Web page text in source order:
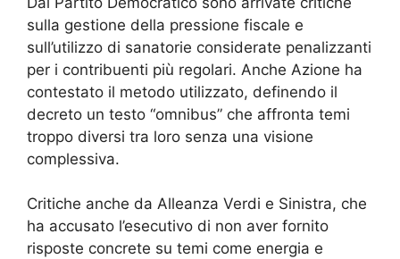
sulla gestione della pressione fiscale e
sull’utilizzo di sanatorie considerate penalizzanti
per i contribuenti più regolari. Anche Azione ha
contestato il metodo utilizzato, definendo il
decreto un testo “omnibus” che affronta temi
troppo diversi tra loro senza una visione
complessiva.
Critiche anche da Alleanza Verdi e Sinistra, che
ha accusato l’esecutivo di non aver fornito
risposte concrete su temi come energia e